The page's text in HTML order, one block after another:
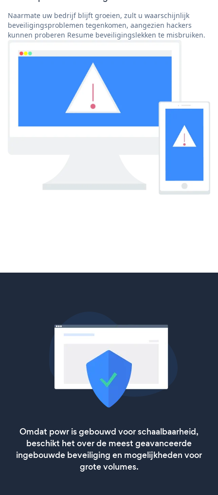
Naarmate uw bedrijf blijft groeien, zult u waarschijnlijk
beveiligingsproblemen tegenkomen, aangezien hackers
kunnen proberen Resume beveiligingslekken te misbruiken.
Omdat powr is gebouwd voor schaalbaarheid,
beschikt het over de meest geavanceerde
ingebouwde beveiliging en mogelijkheden voor
grote volumes.